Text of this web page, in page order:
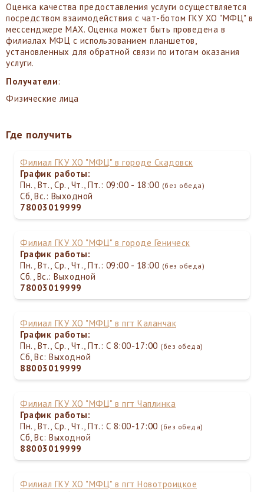
Оценка качества предоставления услуги осуществляется
посредством взаимодействия с чат-ботом ГКУ ХО "МФЦ" в
мессенджере MAX. Оценка может быть проведена в
филиалах МФЦ с использованием планшетов,
установленных для обратной связи по итогам оказания
услуги.
Получатели:
Физические лица
Где получить
Филиал ГКУ ХО "МФЦ" в городе Скадовск
График работы:
Пн., Вт., Ср., Чт., Пт.: 09:00 - 18:00 (без обеда)
Сб, Вс.: Выходной
78003019999
Филиал ГКУ ХО "МФЦ" в городе Геническ
График работы:
Пн., Вт., Ср., Чт., Пт.: 09:00 - 18:00 (без обеда)
Сб., Вс.: Выходной
78003019999
Филиал ГКУ ХО "МФЦ" в пгт Каланчак
График работы:
Пн., Вт., Ср., Чт., Пт.: С 8:00-17:00 (без обеда)
Сб, Вс: Выходной
88003019999
Филиал ГКУ ХО "МФЦ" в пгт Чаплинка
График работы:
Пн., Вт., Ср., Чт., Пт.: С 8:00-17:00 (без обеда)
Сб, Вс: Выходной
88003019999
Филиал ГКУ ХО "МФЦ" в пгт Новотроицкое